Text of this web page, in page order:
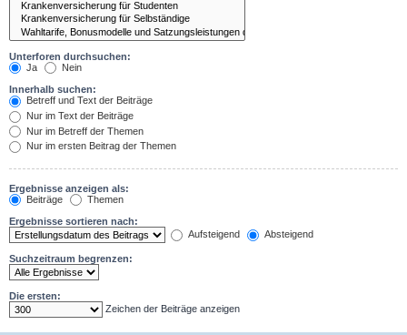
Unterforen durchsuchen:
Ja
Nein
Innerhalb suchen:
Betreff und Text der Beiträge
Nur im Text der Beiträge
Nur im Betreff der Themen
Nur im ersten Beitrag der Themen
Ergebnisse anzeigen als:
Beiträge
Themen
Ergebnisse sortieren nach:
Aufsteigend
Absteigend
Suchzeitraum begrenzen:
Die ersten:
Zeichen der Beiträge anzeigen